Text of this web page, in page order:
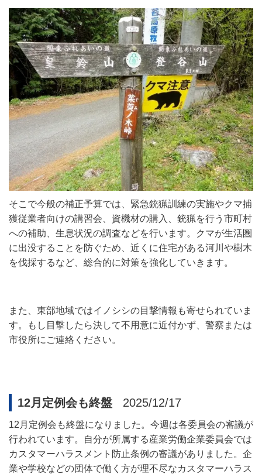
そこで今般の補正予算では、緊急銃猟訓練の実施やクマ捕
獲従業者向けの講習会 、資機材の購入、銃猟を行う市町村
への補助、生息状況の調査などを行います。クマが生活圏
に出没することを防ぐため、近くに住宅がある河川や樹木
を伐採するなど、総合的に対策を強化していきます。
また、東部地域ではイノシシの目撃情報も寄せられていま
す。もし目撃したら決して不用意に近付かず、警察または
市役所にご連絡ください。
12月定例会も終盤 2025/12/17
12 月定例会も終盤になりました。今週は各委員会の審議が
行われています。自分が所属する産業労働企業委員会では
カスタマーハラスメント防止条例の審議がありました。企
業や学校などの団体で働く方が理不尽なカスタマーハラス